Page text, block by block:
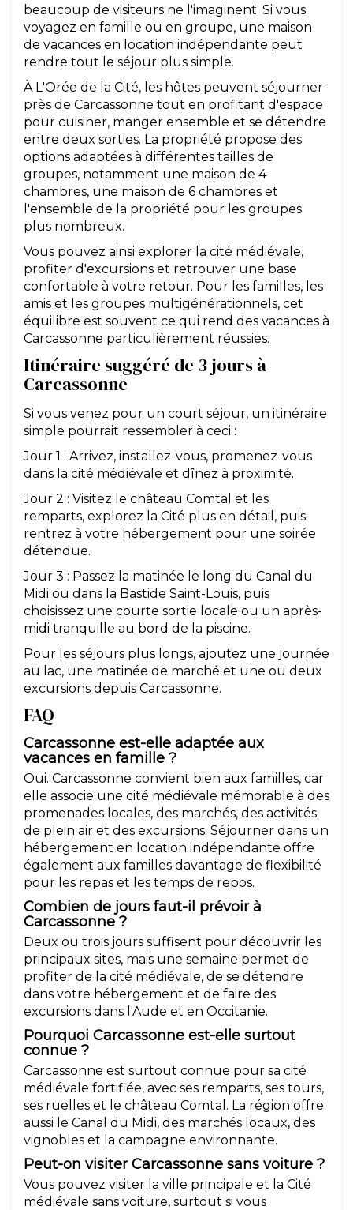
beaucoup de visiteurs ne l'imaginent. Si vous
voyagez en famille ou en groupe, une maison
de vacances en location indépendante peut
rendre tout le séjour plus simple.
À L'Orée de la Cité, les hôtes peuvent séjourner
près de Carcassonne tout en profitant d'espace
pour cuisiner, manger ensemble et se détendre
entre deux sorties. La propriété propose des
options adaptées à différentes tailles de
groupes, notamment une maison de 4
chambres, une maison de 6 chambres et
l'ensemble de la propriété pour les groupes
plus nombreux.
Vous pouvez ainsi explorer la cité médiévale,
profiter d'excursions et retrouver une base
confortable à votre retour. Pour les familles, les
amis et les groupes multigénérationnels, cet
équilibre est souvent ce qui rend des vacances à
Carcassonne particulièrement réussies.
Itinéraire suggéré de 3 jours à
Carcassonne
Si vous venez pour un court séjour, un itinéraire
simple pourrait ressembler à ceci :
Jour 1 : Arrivez, installez-vous, promenez-vous
dans la cité médiévale et dînez à proximité.
Jour 2 : Visitez le château Comtal et les
remparts, explorez la Cité plus en détail, puis
rentrez à votre hébergement pour une soirée
détendue.
Jour 3 : Passez la matinée le long du Canal du
Midi ou dans la Bastide Saint-Louis, puis
choisissez une courte sortie locale ou un après-
midi tranquille au bord de la piscine.
Pour les séjours plus longs, ajoutez une journée
au lac, une matinée de marché et une ou deux
excursions depuis Carcassonne.
FAQ
Carcassonne est-elle adaptée aux
vacances en famille ?
Oui. Carcassonne convient bien aux familles, car
elle associe une cité médiévale mémorable à des
promenades locales, des marchés, des activités
de plein air et des excursions. Séjourner dans un
hébergement en location indépendante offre
également aux familles davantage de flexibilité
pour les repas et les temps de repos.
Combien de jours faut-il prévoir à
Carcassonne ?
Deux ou trois jours suffisent pour découvrir les
principaux sites, mais une semaine permet de
profiter de la cité médiévale, de se détendre
dans votre hébergement et de faire des
excursions dans l'Aude et en Occitanie.
Pourquoi Carcassonne est-elle surtout
connue ?
Carcassonne est surtout connue pour sa cité
médiévale fortifiée, avec ses remparts, ses tours,
ses ruelles et le château Comtal. La région offre
aussi le Canal du Midi, des marchés locaux, des
vignobles et la campagne environnante.
Peut-on visiter Carcassonne sans voiture ?
Vous pouvez visiter la ville principale et la Cité
médiévale sans voiture, surtout si vous